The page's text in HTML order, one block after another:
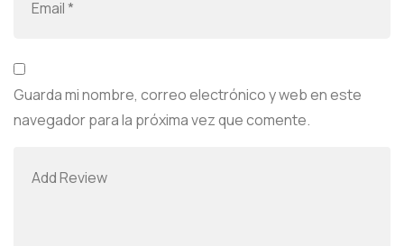
Guarda mi nombre, correo electrónico y web en este
navegador para la próxima vez que comente.